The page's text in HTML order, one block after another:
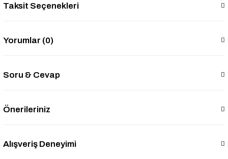
Taksit Seçenekleri
Yorumlar (0)
Soru & Cevap
Önerileriniz
Alışveriş Deneyimi